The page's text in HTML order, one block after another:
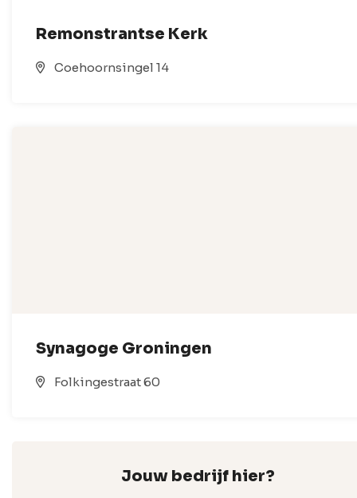
Remonstrantse Kerk
Coehoornsingel 14
Synagoge Groningen
Folkingestraat 60
Jouw bedrijf hier?